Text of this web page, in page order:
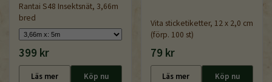
Rantai S48 Insektsnät, 3,66m
bred
399 kr
Läs mer Köp nu
Vita sticketiketter, 12 x 2,0 cm
(förp. 100 st)
79 kr
Läs mer Köp nu